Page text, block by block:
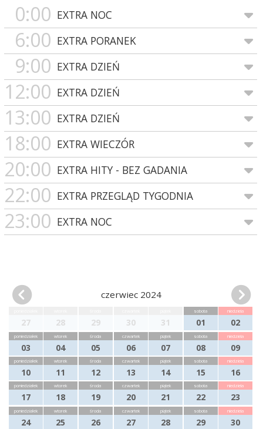
0:00 EXTRA NOC
6:00 EXTRA PORANEK
9:00 EXTRA DZIEŃ
12:00 EXTRA DZIEŃ
13:00 EXTRA DZIEŃ
18:00 EXTRA WIECZÓR
20:00 EXTRA HITY - BEZ GADANIA
22:00 EXTRA PRZEGLĄD TYGODNIA
23:00 EXTRA NOC
czerwiec 2024
27 28 29 30 31
sobota
01
niedziela
02
poniedziałek
03
wtorek
04
środa
05
czwartek
06
piątek
07
sobota
08
niedziela
09
poniedziałek
10
wtorek
11
środa
12
czwartek
13
piątek
14
sobota
15
niedziela
16
poniedziałek
17
wtorek
18
środa
19
czwartek
20
piątek
21
sobota
22
niedziela
23
poniedziałek
24
wtorek
25
środa
26
czwartek
27
piątek
28
sobota
29
niedziela
30